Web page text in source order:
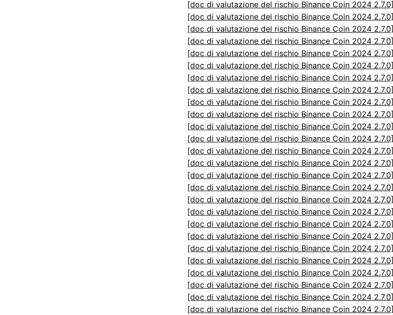
[doc di valutazione del rischio Binance Coin 2024 2.7.0]
[doc di valutazione del rischio Binance Coin 2024 2.7.0]
[doc di valutazione del rischio Binance Coin 2024 2.7.0]
[doc di valutazione del rischio Binance Coin 2024 2.7.0]
[doc di valutazione del rischio Binance Coin 2024 2.7.0]
[doc di valutazione del rischio Binance Coin 2024 2.7.0]
[doc di valutazione del rischio Binance Coin 2024 2.7.0]
[doc di valutazione del rischio Binance Coin 2024 2.7.0]
[doc di valutazione del rischio Binance Coin 2024 2.7.0]
[doc di valutazione del rischio Binance Coin 2024 2.7.0]
[doc di valutazione del rischio Binance Coin 2024 2.7.0]
[doc di valutazione del rischio Binance Coin 2024 2.7.0]
[doc di valutazione del rischio Binance Coin 2024 2.7.0]
[doc di valutazione del rischio Binance Coin 2024 2.7.0]
[doc di valutazione del rischio Binance Coin 2024 2.7.0]
[doc di valutazione del rischio Binance Coin 2024 2.7.0]
[doc di valutazione del rischio Binance Coin 2024 2.7.0]
[doc di valutazione del rischio Binance Coin 2024 2.7.0]
[doc di valutazione del rischio Binance Coin 2024 2.7.0]
[doc di valutazione del rischio Binance Coin 2024 2.7.0]
[doc di valutazione del rischio Binance Coin 2024 2.7.0]
[doc di valutazione del rischio Binance Coin 2024 2.7.0]
[doc di valutazione del rischio Binance Coin 2024 2.7.0]
[doc di valutazione del rischio Binance Coin 2024 2.7.0]
[doc di valutazione del rischio Binance Coin 2024 2.7.0]
[doc di valutazione del rischio Binance Coin 2024 2.7.0]